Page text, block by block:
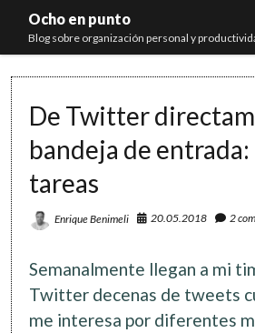
Ocho en punto
Blog sobre organización personal y
Libros
Recomendaciones
De Twitter
bandeja de
tareas
Enrique Benimeli 20.05.2018 2
Semanalmente llegan a mi
Twitter decenas de tweets
me interesa por diferentes